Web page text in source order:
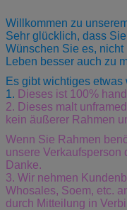
Willkommen zu
Sehr glücklich, dass
Wünschen Sie es,
Leben besser auch zu
Es gibt wichtiges
1. Dieses ist 100%
2. Dieses malt
kein äußerer Rahmen
Wenn Sie Rahmen
unsere Verkaufsperson
Danke.
3. Wir nehmen
Whosales, Soem, etc.
durch Mitteilung in